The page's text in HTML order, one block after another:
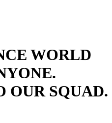
WORLD
OUR SQUAD.